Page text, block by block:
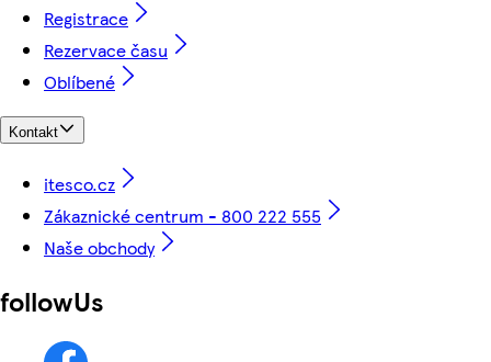
Registrace
Rezervace času
Oblíbené
Kontakt
itesco.cz
Zákaznické centrum - 800 222 555
Naše obchody
followUs